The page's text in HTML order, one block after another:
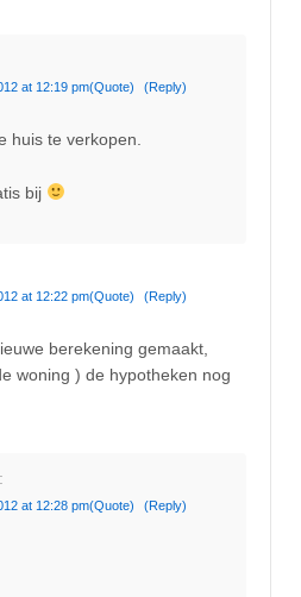
at 12:19 pm(Quote) (Reply)
huis te verkopen.
bij
at 12:22 pm(Quote) (Reply)
berekening gemaakt,
woning ) de hypotheken nog
at 12:28 pm(Quote) (Reply)